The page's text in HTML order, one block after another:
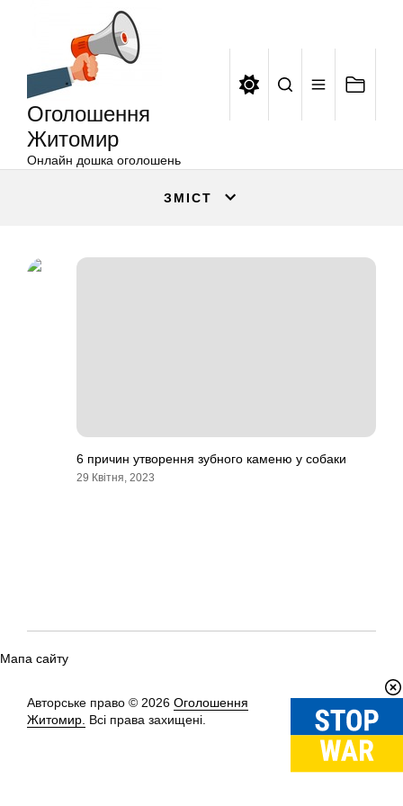
Оголошення
Житомир
Онлайн дошка оголошень
ЗМІСТ
6 причин утворення зубного каменю у собаки
29 Квітня, 2023
Мапа сайту
Авторське право © 2026 Оголошення
Житомир. Всі права захищені.
Вгору↑